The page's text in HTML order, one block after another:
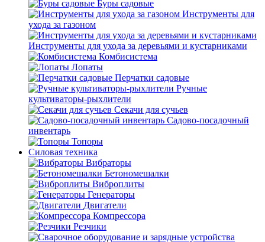
Буры садовые
Инструменты для
ухода за газоном
Инструменты для ухода за деревьями и кустарниками
Комбисистема
Лопаты
Перчатки садовые
Ручные
культиваторы-рыхлители
Секачи для сучьев
Садово-посадочный
инвентарь
Топоры
Силовая техника
Вибраторы
Бетономешалки
Виброплиты
Генераторы
Двигатели
Компрессора
Резчики